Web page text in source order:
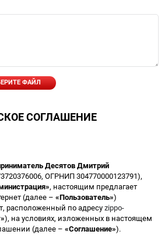
ФАЙЛ
СОГЛАШЕНИЕ
Десятов Дмитрий
ОГРНИП 304770000123791),
, настоящим предлагает
(далее – «Пользователь»)
расположенный по адресу zippo-
), на условиях, изложенных в настоящем
(далее – «Соглашение»).